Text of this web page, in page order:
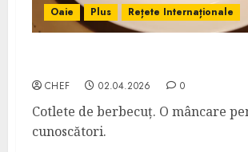
Oaie Plus Rețete Internaționale
CHEF 02.04.2026 0
Cotlete de berbecuț. O mâncare
cunoscători.